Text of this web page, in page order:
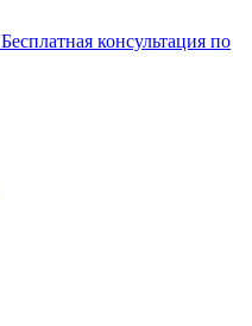
Бесплатная консультация по